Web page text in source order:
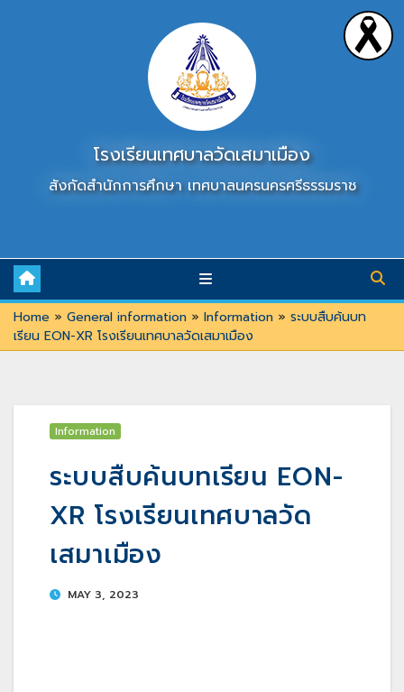
โรงเรียนเทศบาลวัดเสมาเมือง
สังกัดสำนักการศึกษา เทศบาลนครนครศรีธรรมราช
Home » General information » Information » ระบบสืบค้นบท
เรียน EON-XR โรงเรียนเทศบาลวัดเสมาเมือง
Information
ระบบสืบค้นบทเรียน EON-
XR โรงเรียนเทศบาลวัด
เสมาเมือง
MAY 3, 2023